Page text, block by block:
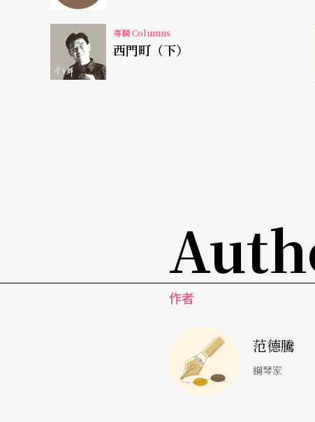
「蛋怎麼生的？」
「我們要怎麼辦？」
當人們要為寵物取名時，有很多時候會依牠的
小黃或是小白。我們家的鳥一隻是綠色的，一
過了一個星期，鳥籠中共出現了四顆蛋，我也
把手電筒放在蛋後面，看看蛋的顏色的方法。
就像是我們平常會吃的火腿蛋、蛋炒飯或是茶
的灰色，那表示，那顆蛋裡面會有想要繼續長大
專欄 Columns
西門町（下）
作者
范德騰
鋼琴家